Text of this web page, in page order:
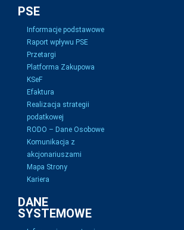
PSE
Informacje podstawowe
Raport wpływu PSE
Przetargi
Platforma Zakupowa
KSeF
Efaktura
Realizacja strategii
podatkowej
RODO – Dane Osobowe
Komunikacja z
akcjonariuszami
Mapa Strony
Kariera
DANE
SYSTEMOWE